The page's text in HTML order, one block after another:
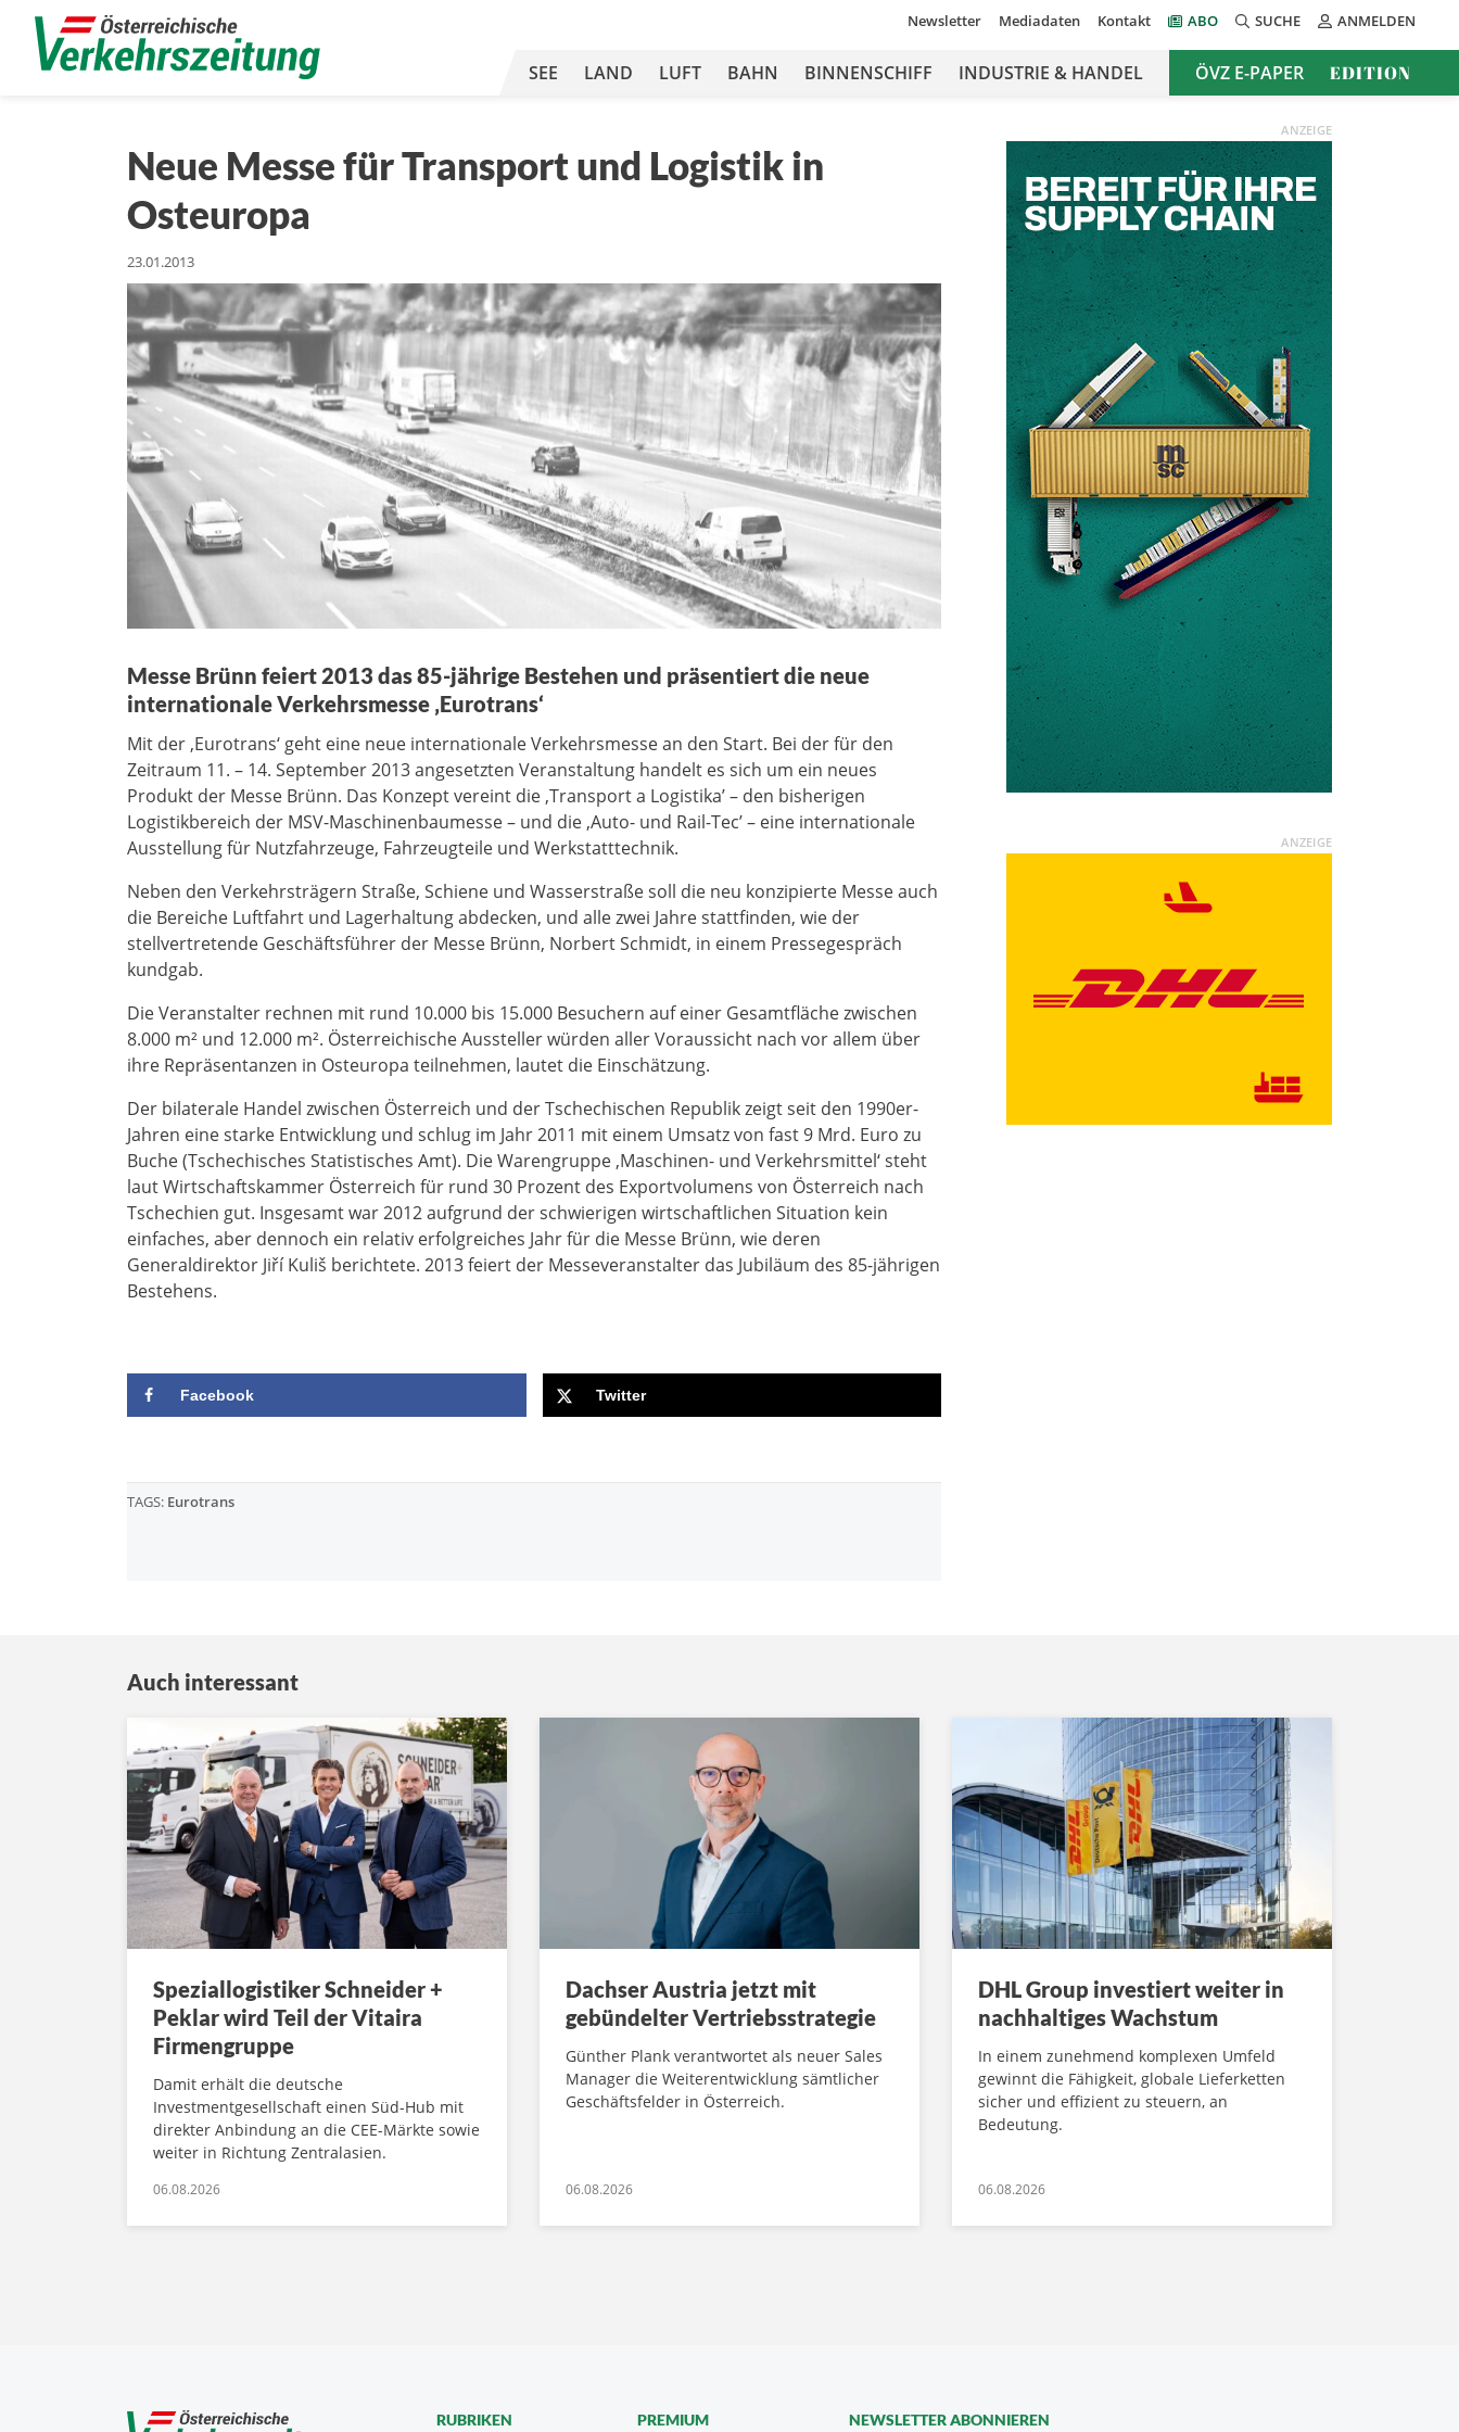
Newsletter Mediadaten Kontakt ABO SUCHE ANMELDEN
SEE LAND LUFT BAHN BINNENSCHIFF INDUSTRIE & HANDEL ÖVZ E-PAPER EDITION
Neue Messe für Transport und Logistik in
Osteuropa
23.01.2013
Messe Brünn feiert 2013 das 85-jährige Bestehen und präsentiert die neue
internationale Verkehrsmesse ‚Eurotrans‘
Mit der ‚Eurotrans‘ geht eine neue internationale Verkehrsmesse an den Start. Bei der für den
Zeitraum 11. – 14. September 2013 angesetzten Veranstaltung handelt es sich um ein neues
Produkt der Messe Brünn. Das Konzept vereint die ‚Transport a Logistika’ – den bisherigen
Logistikbereich der MSV-Maschinenbaumesse – und die ‚Auto- und Rail-Tec’ – eine internationale
Ausstellung für Nutzfahrzeuge, Fahrzeugteile und Werkstatttechnik.
Neben den Verkehrsträgern Straße, Schiene und Wasserstraße soll die neu konzipierte Messe auch
die Bereiche Luftfahrt und Lagerhaltung abdecken, und alle zwei Jahre stattfinden, wie der
stellvertretende Geschäftsführer der Messe Brünn, Norbert Schmidt, in einem Pressegespräch
kundgab.
Die Veranstalter rechnen mit rund 10.000 bis 15.000 Besuchern auf einer Gesamtfläche zwischen
8.000 m² und 12.000 m². Österreichische Aussteller würden aller Voraussicht nach vor allem über
ihre Repräsentanzen in Osteuropa teilnehmen, lautet die Einschätzung.
Der bilaterale Handel zwischen Österreich und der Tschechischen Republik zeigt seit den 1990er-
Jahren eine starke Entwicklung und schlug im Jahr 2011 mit einem Umsatz von fast 9 Mrd. Euro zu
Buche (Tschechisches Statistisches Amt). Die Warengruppe ‚Maschinen- und Verkehrsmittel‘ steht
laut Wirtschaftskammer Österreich für rund 30 Prozent des Exportvolumens von Österreich nach
Tschechien gut. Insgesamt war 2012 aufgrund der schwierigen wirtschaftlichen Situation kein
einfaches, aber dennoch ein relativ erfolgreiches Jahr für die Messe Brünn, wie deren
Generaldirektor Jiří Kuliš berichtete. 2013 feiert der Messeveranstalter das Jubiläum des 85-jährigen
Bestehens.
Facebook Twitter
TAGS: Eurotrans
ANZEIGE
ANZEIGE
Auch interessant
Speziallogistiker Schneider +
Peklar wird Teil der Vitaira
Firmengruppe
Damit erhält die deutsche
Investmentgesellschaft einen Süd-Hub mit
direkter Anbindung an die CEE-Märkte sowie
weiter in Richtung Zentralasien.
06.08.2026
Dachser Austria jetzt mit
gebündelter Vertriebsstrategie
Günther Plank verantwortet als neuer Sales
Manager die Weiterentwicklung sämtlicher
Geschäftsfelder in Österreich.
06.08.2026
DHL Group investiert weiter in
nachhaltiges Wachstum
In einem zunehmend komplexen Umfeld
gewinnt die Fähigkeit, globale Lieferketten
sicher und effizient zu steuern, an
Bedeutung.
06.08.2026
NEWSLETTER ABONNIEREN
RUBRIKEN PREMIUM